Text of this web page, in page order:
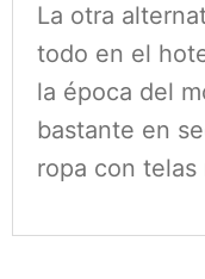
La otra
todo en el
la época del
bastante en
ropa con telas